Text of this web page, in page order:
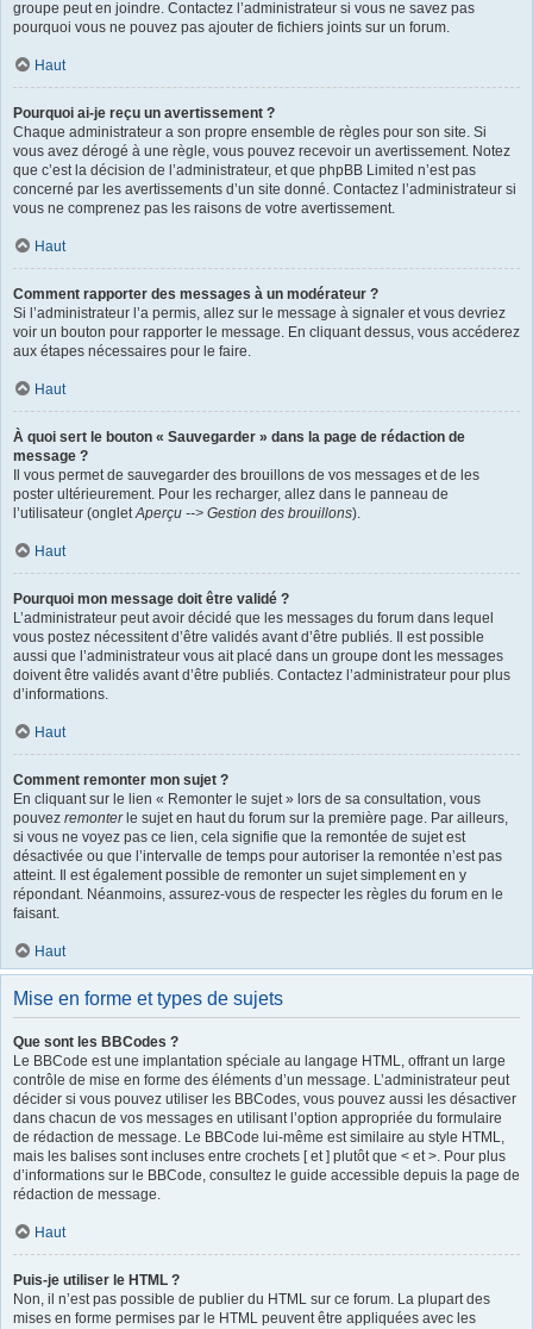
groupe peut en joindre. Contactez l’administrateur si vous ne savez pas
pourquoi vous ne pouvez pas ajouter de fichiers joints sur un forum.
Haut
Pourquoi ai-je reçu un avertissement ?
Chaque administrateur a son propre ensemble de règles pour son site. Si
vous avez dérogé à une règle, vous pouvez recevoir un avertissement. Notez
que c’est la décision de l’administrateur, et que phpBB Limited n’est pas
concerné par les avertissements d’un site donné. Contactez l’administrateur si
vous ne comprenez pas les raisons de votre avertissement.
Haut
Comment rapporter des messages à un modérateur ?
Si l’administrateur l’a permis, allez sur le message à signaler et vous devriez
voir un bouton pour rapporter le message. En cliquant dessus, vous accéderez
aux étapes nécessaires pour le faire.
Haut
À quoi sert le bouton « Sauvegarder » dans la page de rédaction de
message ?
Il vous permet de sauvegarder des brouillons de vos messages et de les
poster ultérieurement. Pour les recharger, allez dans le panneau de
l’utilisateur (ongletAperçu --> Gestion des brouillons).
Haut
Pourquoi mon message doit être validé ?
L’administrateur peut avoir décidé que les messages du forum dans lequel
vous postez nécessitent d’être validés avant d’être publiés. Il est possible
aussi que l’administrateur vous ait placé dans un groupe dont les messages
doivent être validés avant d’être publiés. Contactez l’administrateur pour plus
d’informations.
Haut
Comment remonter mon sujet ?
En cliquant sur le lien « Remonter le sujet » lors de sa consultation, vous
pouvez remonterle sujet en haut du forum sur la première page. Par ailleurs,
si vous ne voyez pas ce lien, cela signifie que la remontée de sujet est
désactivée ou que l’intervalle de temps pour autoriser la remontée n’est pas
atteint. Il est également possible de remonter un sujet simplement en y
répondant. Néanmoins, assurez-vous de respecter les règles du forum en le
faisant.
Haut
Mise en forme et types de sujets
Que sont les BBCodes ?
Le BBCode est une implantation spéciale au langage HTML, offrant un large
contrôle de mise en forme des éléments d’un message. L’administrateur peut
décider si vous pouvez utiliser les BBCodes, vous pouvez aussi les désactiver
dans chacun de vos messages en utilisant l’option appropriée du formulaire
de rédaction de message. Le BBCode lui-même est similaire au style HTML,
mais les balises sont incluses entre crochets [ et ] plutôt que < et >. Pour plus
d’informations sur le BBCode, consultez le guide accessible depuis la page de
rédaction de message.
Haut
Puis-je utiliser le HTML ?
Non, il n’est pas possible de publier du HTML sur ce forum. La plupart des
mises en forme permises par le HTML peuvent être appliquées avec les